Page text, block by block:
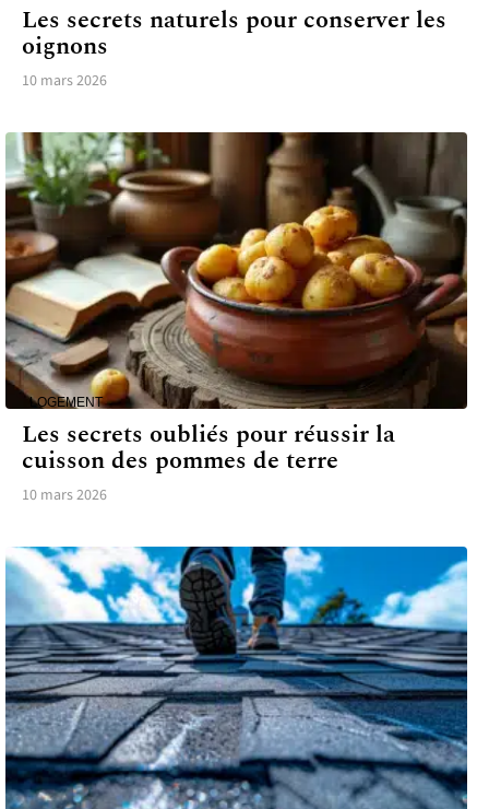
Les secrets naturels pour conserver les
oignons
10 mars 2026
LOGEMENT
Les secrets oubliés pour réussir la
cuisson des pommes de terre
10 mars 2026